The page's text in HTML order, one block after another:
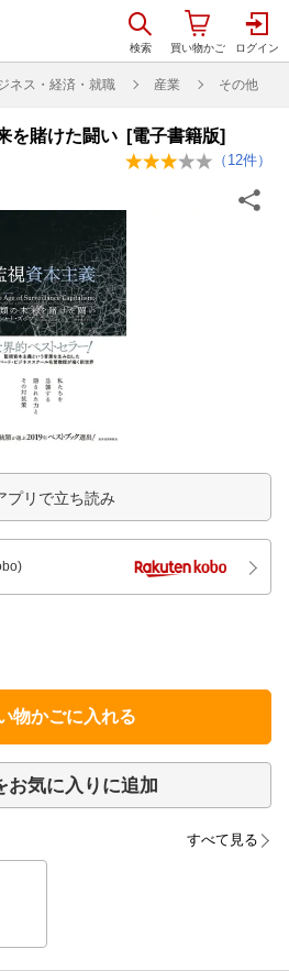
ネス・経済・就職 産業 その他
を賭けた闘い [電子書籍版]
（ 12件）
プリで立ち読み
物かごに入れる
お気に入りに追加
すべて見る